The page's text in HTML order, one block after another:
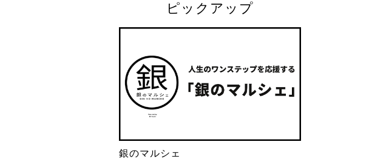
ピックアップ
銀のマルシェ